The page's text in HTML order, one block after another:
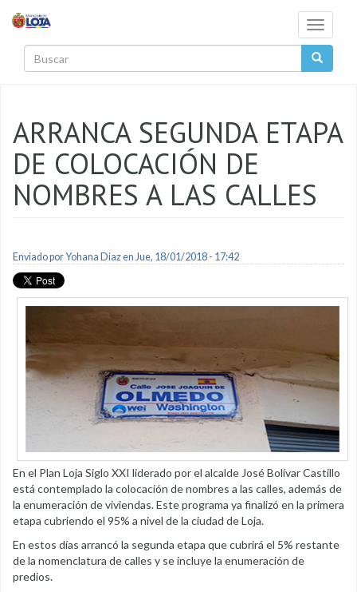
Toggle
ARRANCA SEGUNDA ETAPA
DE COLOCACIÓN DE
NOMBRES A LAS CALLES
Enviado porYohana Diazen Jue, 18/01/2018 - 17:42
En el Plan Loja Siglo XXI liderado por el alcalde José Bolívar Castillo
está contemplado la colocación de nombres a las calles, además de
la enumeración de viviendas. Este programa ya finalizó en la primera
etapa cubriendo el 95% a nivel de la ciudad de Loja.
En estos días arrancó la segunda etapa que cubrirá el 5% restante
de la nomenclatura de calles y se incluye la enumeración de
predios.